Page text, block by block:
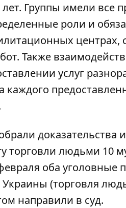
лет. Группы имели
роли и
Также
услуг
каждого
торговли людьми 10
оба уголовные
Украины (торговля
направили в суд.